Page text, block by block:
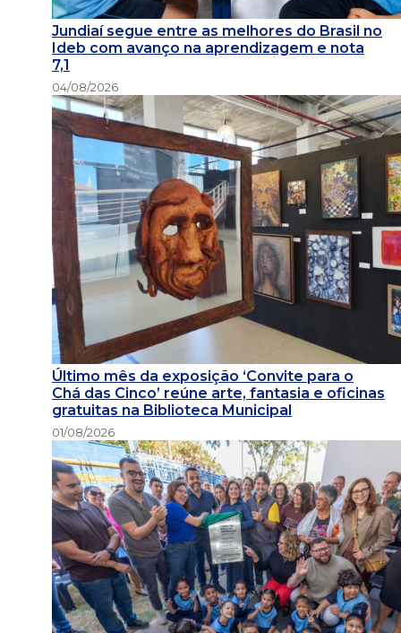
Jundiaí segue entre as melhores do Brasil no
Ideb com avanço na aprendizagem e nota
7,1
04/08/2026
Último mês da exposição ‘Convite para o
Chá das Cinco’ reúne arte, fantasia e oficinas
gratuitas na Biblioteca Municipal
01/08/2026